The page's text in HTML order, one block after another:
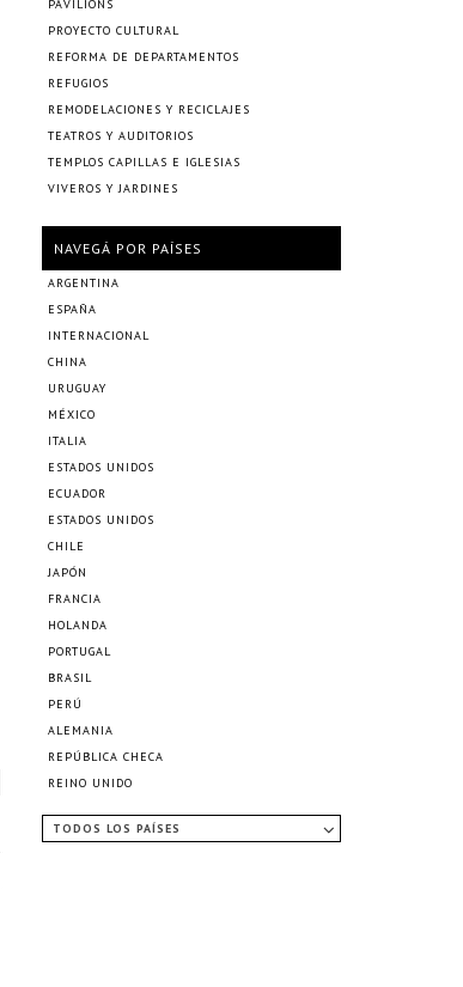
PAVILIONS
PROYECTO CULTURAL
REFORMA DE DEPARTAMENTOS
REFUGIOS
REMODELACIONES Y RECICLAJES
TEATROS Y AUDITORIOS
TEMPLOS CAPILLAS E IGLESIAS
VIVEROS Y JARDINES
NAVEGÁ POR PAÍSES
ARGENTINA
ESPAÑA
INTERNACIONAL
CHINA
URUGUAY
MÉXICO
ITALIA
ESTADOS UNIDOS
ECUADOR
ESTADOS UNIDOS
CHILE
JAPÓN
FRANCIA
HOLANDA
PORTUGAL
BRASIL
PERÚ
ALEMANIA
REPÚBLICA CHECA
REINO UNIDO
TODOS LOS PAÍSES